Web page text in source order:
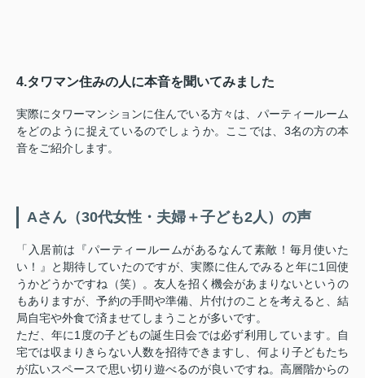
4.タワマン住みの人に本音を聞いてみました
実際にタワーマンションに住んでいる方々は、パーティールーム
をどのように捉えているのでしょうか。ここでは、3名の方の本
音をご紹介します。
Aさん（30代女性・夫婦＋子ども2人）の声
「入居前は『パーティールームがあるなんて素敵！毎月使いた
い！』と期待していたのですが、実際に住んでみると年に1回使
うかどうかですね（笑）。友人を招く機会があまりないというの
もありますが、予約の手間や準備、片付けのことを考えると、結
局自宅や外食で済ませてしまうことが多いです。
ただ、年に1度の子どもの誕生日会では必ず利用しています。自
宅では収まりきらない人数を招待できますし、何より子どもたち
が広いスペースで思い切り遊べるのが良いですね。高層階からの